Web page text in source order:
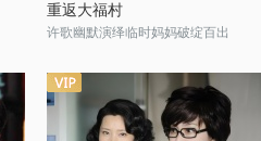
重返大福村
许歌幽默演绎临时妈妈破绽百出